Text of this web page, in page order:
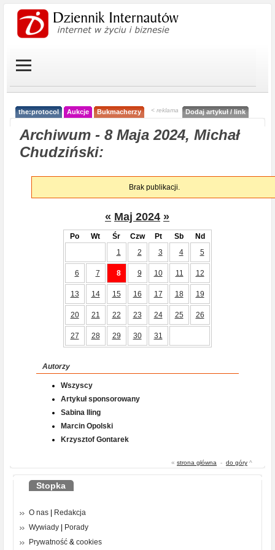
the:protocol Aukcje Bukmacherzy < reklama Dodaj artykuł / link
Archiwum - 8 Maja 2024, Michał
Chudziński:
Brak publikacji.
« Maj 2024 »
Po Wt Śr Czw Pt Sb
Nd
1
2 3 4 5
6 7 8 9 10 11 12
13 14 15 16 17 18 19
20 21 22 23 24 25 26
27 28 29 30 31
Autorzy
Wszyscy
Artykuł sponsorowany
Sabina Iling
Marcin Opolski
Krzysztof Gontarek
« strona główna - do góry ^
Stopka
O nas
Redakcja
Wywiady
Porady
Prywatność & cookies